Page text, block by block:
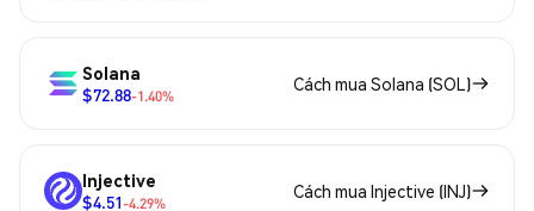
Solana
$72.88-1.40%
Cách mua Solana (SOL)
Injective
$4.51-4.29%
Cách mua Injective (INJ)